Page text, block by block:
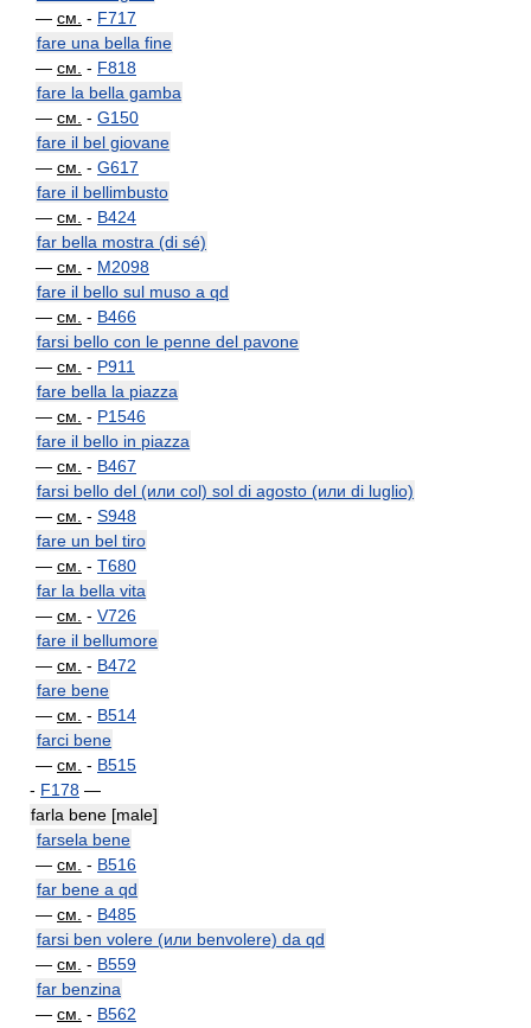
— см. - F717
fare una bella fine
— см. - F818
fare la bella gamba
— см. - G150
fare il bel giovane
— см. - G617
fare il bellimbusto
— см. - B424
far bella mostra (di sé)
— см. - M2098
fare il bello sul muso a qd
— см. - B466
farsi bello con le penne del pavone
— см. - P911
fare bella la piazza
— см. - P1546
fare il bello in piazza
— см. - B467
farsi bello del (или col) sol di agosto (или di luglio)
— см. - S948
fare un bel tiro
— см. - T680
far la bella vita
— см. - V726
fare il bellumore
— см. - B472
fare bene
— см. - B514
farci bene
— см. - B515
- F178 —
farla bene [male]
farsela bene
— см. - B516
far bene a qd
— см. - B485
farsi ben volere (или benvolere) da qd
— см. - B559
far benzina
— см. - B562